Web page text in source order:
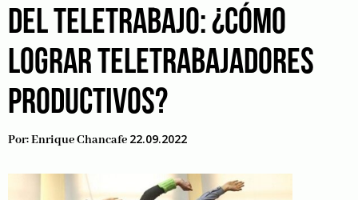
DEL TELETRABAJO: ¿CÓMO
LOGRAR TELETRABAJADORES
PRODUCTIVOS?
Por:Enrique Chancafe 22.09.2022